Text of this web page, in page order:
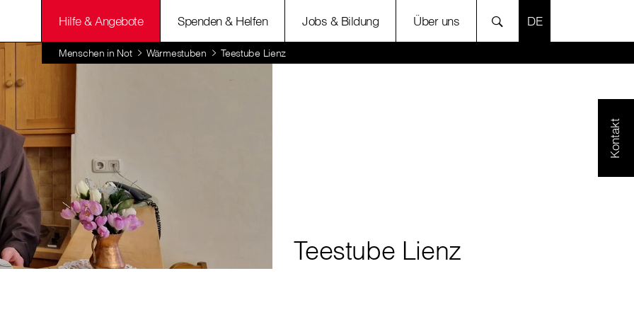
Hilfe & Angebote Spenden & Helfen Jobs & Bildung Über uns SPRACHE
Menschen in Not Wärmestuben Teestube Lienz
Kontakt
Teestube Lienz